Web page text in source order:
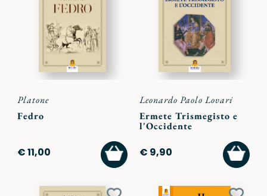
Platone
Fedro
€ 11,00
AGGIUNGI
AL
CARRELLO
Leonardo Paolo Lovari
Ermete Trismegisto e
l'Occidente
€ 9,90
AL